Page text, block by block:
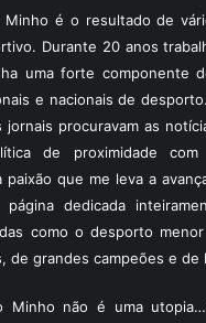
Minho é o resultado de
Durante 20 anos
uma forte componente
e nacionais de
procuravam as
de proximidade
paixão que me leva a
dedicada
como o desporto
de grandes campeões e de
Minho não é uma